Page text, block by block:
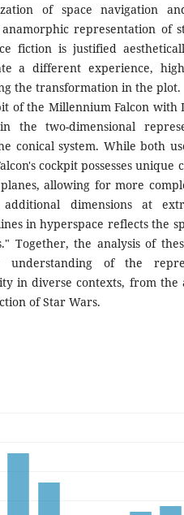
of space navigation
anamorphic representation of
fiction is justified
a different experience,
the transformation in the plot.
of the Millennium Falcon with
the two-dimensional
conical system. While both
cockpit possesses unique
allowing for more
dimensions at
in hyperspace reflects the
Together, the analysis of
understanding of the
in diverse contexts, from the
of Star Wars.